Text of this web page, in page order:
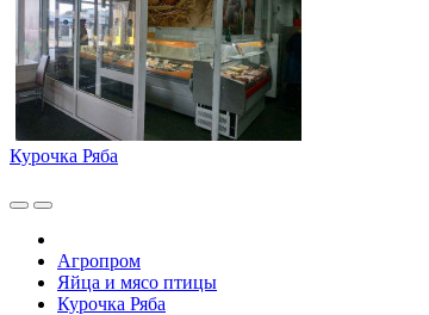
Курочка Ряба
Агропром
Яйца и мясо птицы
Курочка Ряба